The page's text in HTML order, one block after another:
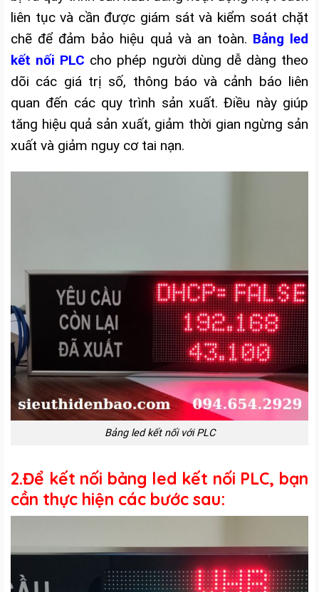
liên tục và cần được giám sát và kiểm soát chặt
chẽ để đảm bảo hiệu quả và an toàn. Bảng led
kết nối PLC cho phép người dùng dễ dàng theo
dõi các giá trị số, thông báo và cảnh báo liên
quan đến các quy trình sản xuất. Điều này giúp
tăng hiệu quả sản xuất, giảm thời gian ngừng sản
xuất và giảm nguy cơ tai nạn.
Bảng led kết nối với PLC
2.Để kết nối bảng led kết nối PLC, bạn
cần thực hiện các bước sau: